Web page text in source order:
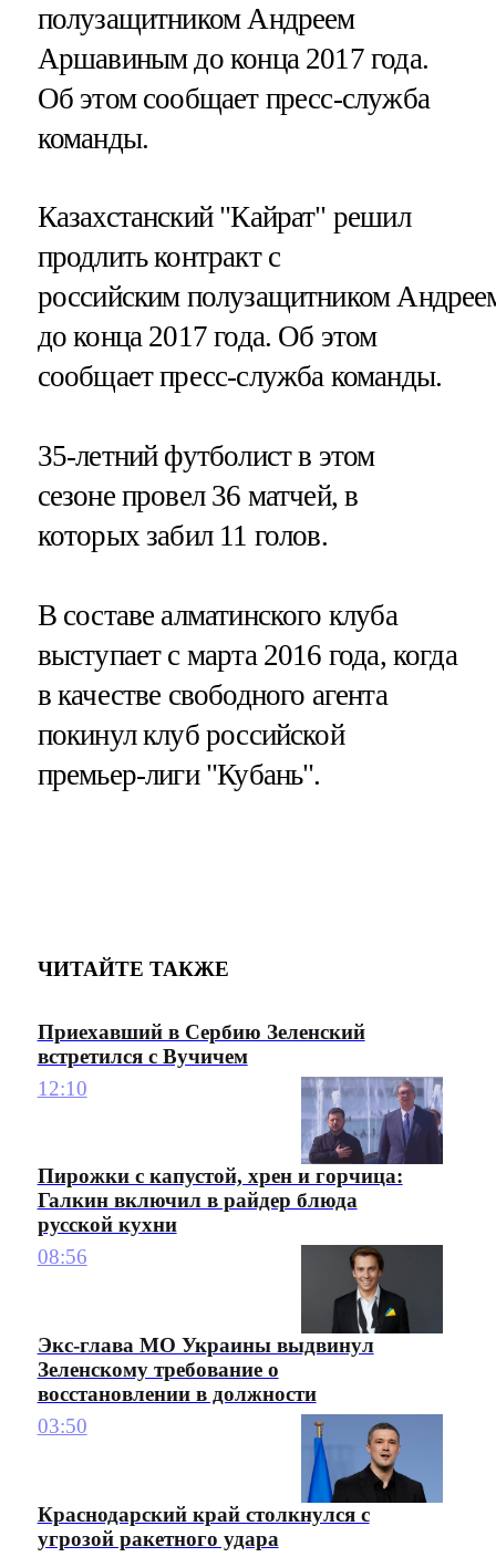
полузащитником Андреем
Аршавиным до конца 2017 года.
Об этом сообщает пресс-служба
команды.
Казахстанский "Кайрат" решил
продлить контракт с
российским полузащитником
до конца 2017 года. Об этом
сообщает пресс-служба команды.
35-летний футболист в этом
сезоне провел 36 матчей, в
которых забил 11 голов.
В составе алматинского клуба
выступает с марта 2016 года, когда
в качестве свободного агента
покинул клуб российской
премьер-лиги "Кубань".
ЧИТАЙТЕ ТАКЖЕ
Приехавший в Сербию Зеленский
встретился с Вучичем
12:10
Пирожки с капустой, хрен и горчица:
Галкин включил в райдер блюда
русской кухни
08:56
Экс-глава МО Украины выдвинул
Зеленскому требование о
восстановлении в должности
03:50
Краснодарский край столкнулся с
угрозой ракетного удара